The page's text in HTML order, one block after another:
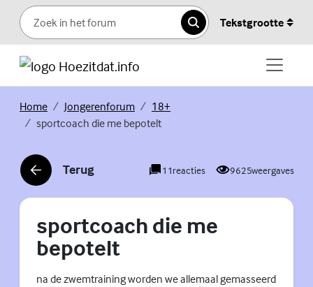
Skip to content
Zoeken
Tekstgrootte
Home Jongerenforum
18+
sportcoach die me bepotelt
Terug 11reacties 9625weergaves
sportcoach die me
bepotelt
na de zwemtraining worden we allemaal gemasseerd